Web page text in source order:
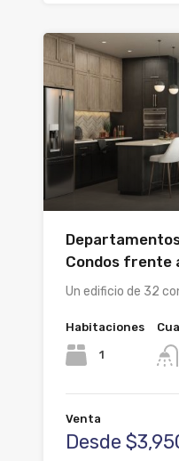
Condos frente
Un edificio de 32
Habitaciones
1
Venta
Desde